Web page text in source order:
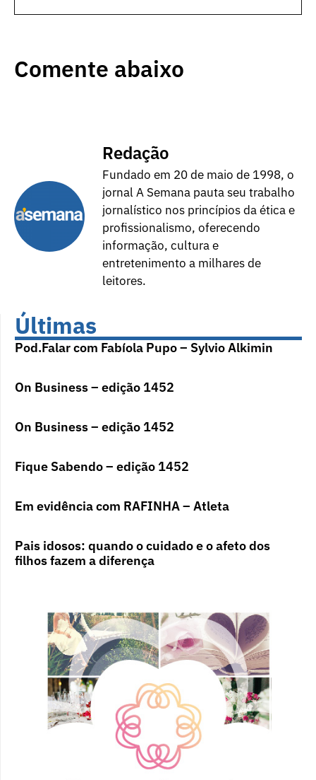
Comente abaixo
Redação
Fundado em 20 de maio de 1998, o
jornal A Semana pauta seu trabalho
jornalístico nos princípios da ética e
profissionalismo, oferecendo
informação, cultura e
entretenimento a milhares de
leitores.
Últimas
Pod.Falar com Fabíola Pupo – Sylvio Alkimin
On Business – edição 1452
On Business – edição 1452
Fique Sabendo – edição 1452
Em evidência com RAFINHA – Atleta
Pais idosos: quando o cuidado e o afeto dos
filhos fazem a diferença